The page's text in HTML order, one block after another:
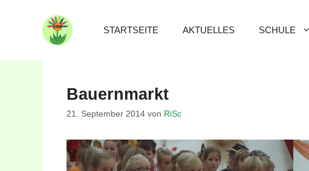
STARTSEITE AKTUELLES SCHULE
Bauernmarkt
21. September 2014 von RiSc